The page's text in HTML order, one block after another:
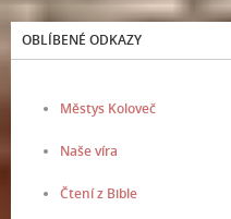
OBLÍBENÉ ODKAZY
Městys Koloveč
Naše víra
Čtení z Bible